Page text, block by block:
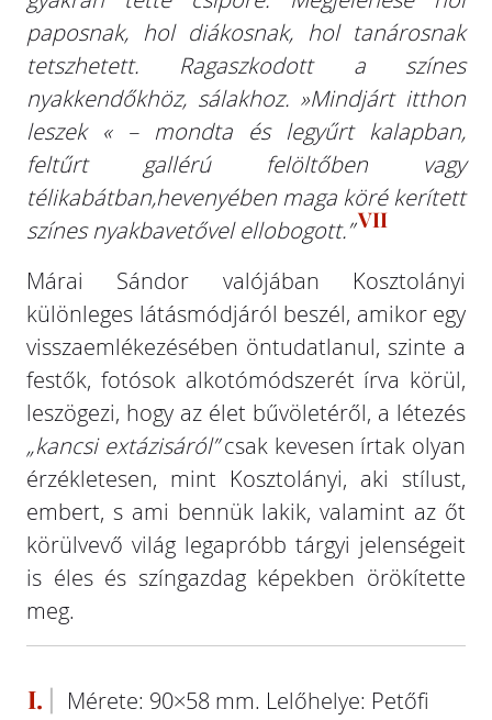
paposnak, hol diákosnak, hol tanárosnak
tetszhetett. Ragaszkodott a színes
nyakkendőkhöz, sálakhoz. »Mindjárt itthon
leszek « – mondta és legyűrt kalapban,
feltűrt gallérú felöltőben vagy
télikabátban,hevenyében maga köré kerített
színes nyakbavetővel ellobogott.”VII
Márai Sándor valójában Kosztolányi
különleges látásmódjáról beszél, amikor egy
visszaemlékezésében öntudatlanul, szinte a
festők, fotósok alkotómódszerét írva körül,
leszögezi, hogy az élet bűvöletéről, a létezés
„kancsi extázisáról”csak kevesen írtak olyan
érzékletesen, mint Kosztolányi, aki stílust,
embert, s ami bennük lakik, valamint az őt
körülvevő világ legapróbb tárgyi jelenségeit
is éles és színgazdag képekben örökítette
meg.
I.
Mérete: 90×58 mm. Lelőhelye: Petőfi